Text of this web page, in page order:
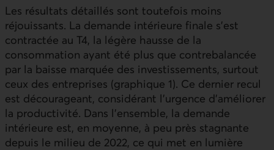
Les résultats détaillés sont toutefois moins
réjouissants. La demande intérieure finale s’est
contractée au T4, la légère hausse de la
consommation ayant été plus que contrebalancée
par la baisse marquée des investissements, surtout
ceux des entreprises (graphique 1). Ce dernier recul
est décourageant, considérant l’urgence d’améliorer
la productivité. Dans l’ensemble, la demande
intérieure est, en moyenne, à peu près stagnante
depuis le milieu de 2022, ce qui met en lumière